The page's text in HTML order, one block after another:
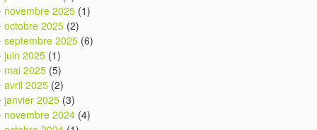
novembre 2025 (1)
octobre 2025 (2)
septembre 2025 (6)
juin 2025 (1)
mai 2025 (5)
avril 2025 (2)
janvier 2025 (3)
novembre 2024 (4)